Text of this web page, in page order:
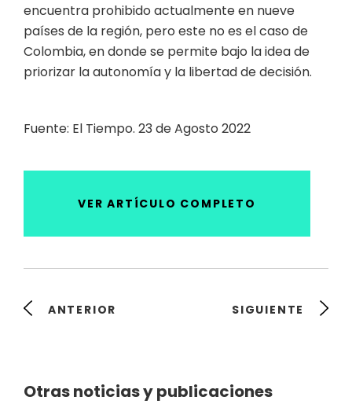
encuentra prohibido actualmente en nueve
países de la región, pero este no es el caso de
Colombia, en donde se permite bajo la idea de
priorizar la autonomía y la libertad de decisión.
Fuente: El Tiempo. 23 de Agosto 2022
VER ARTÍCULO COMPLETO
ANTERIOR SIGUIENTE
Otras noticias y publicaciones